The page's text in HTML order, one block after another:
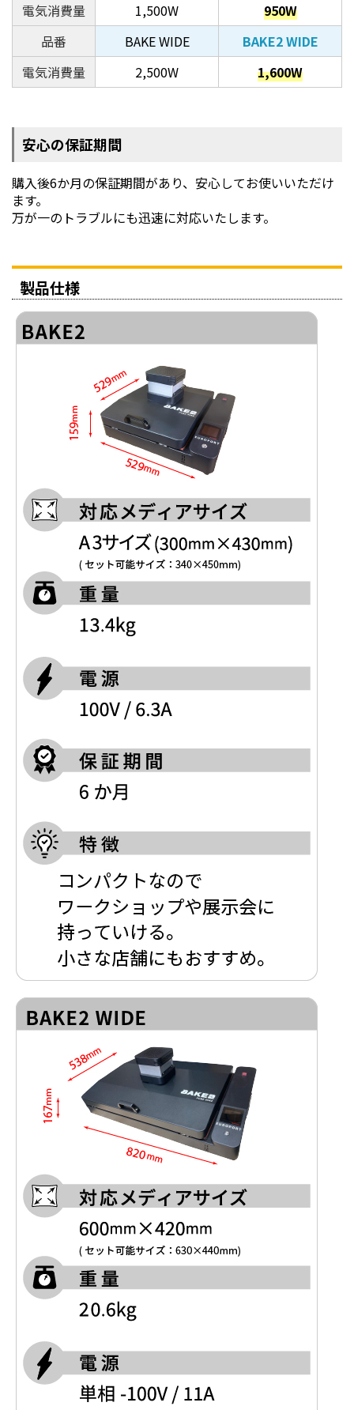
電気消費量
1,500W
950W
品番
BAKE WIDE
BAKE2 WIDE
電気消費量
2,500W 1,600W
安心の保証期間
購入後6か月の保証期間があり、安心してお使いいただけ
ます。
万が一のトラブルにも迅速に対応いたします。
製品仕様